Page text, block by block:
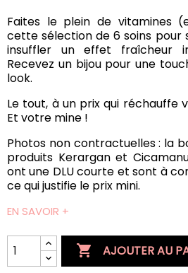
Faites le plein de vitamines
cette sélection de 6 soins pour
insuffler un effet fraîcheur
Recevez un bijou pour une
look.
Le tout, à un prix qui réchauffe
Et votre mine !
Photos non contractuelles : la
produits Kerargan et
ont une DLU courte et sont à
ce qui justifie le prix mini.
EN SAVOIR +
 AJOUTER AU